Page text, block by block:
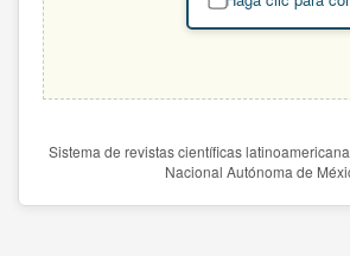
Sistema de revistas científicas
Nacional Autónoma de